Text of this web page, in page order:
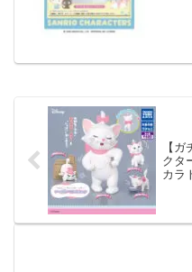
【
クタ
カラ